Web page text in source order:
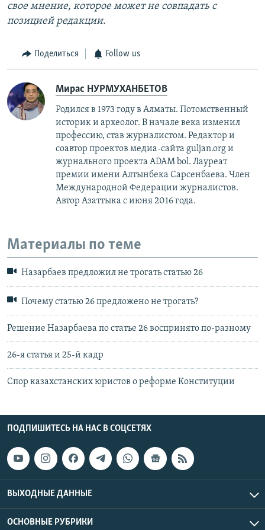
свое мнение, которое может не совпадать с
позицией редакции.
Поделиться Follow us
Мирас НУРМУХАНБЕТОВ
Родился в 1973 году в Алматы. Потомственный
историк и археолог. В начале века изменил
профессию, став журналистом. Редактор и
соавтор проектов медиа-сайта guljan.org и
журнального проекта ADAM bol. Лауреат
премии имени Алтынбека Сарсенбаева. Член
Международной Федерации журналистов.
Автор Азаттыка с июня 2016 года.
Материалы по теме
Назарбаев предложил не трогать статью 26
Почему статью 26 предложено не трогать?
Решение Назарбаева по статье 26 воспринято по-разному
26-я статья и 25-й кадр
Спор казахстанских юристов о реформе Конституции
ПОДПИШИТЕСЬ НА НАС В СОЦСЕТЯХ
ВЫХОДНЫЕ ДАННЫЕ
ОСНОВНЫЕ РУБРИКИ